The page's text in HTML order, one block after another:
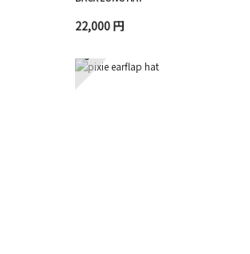
22,000 円
6